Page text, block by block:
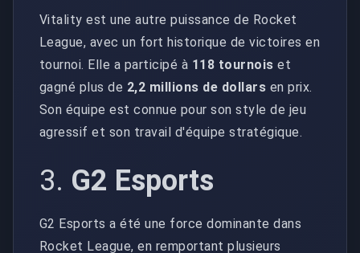
Vitality est une autre puissance de Rocket
League, avec un fort historique de victoires en
tournoi. Elle a participé à 118 tournois et
gagné plus de 2,2 millions de dollars en prix.
Son équipe est connue pour son style de jeu
agressif et son travail d'équipe stratégique.
3. G2 Esports
G2 Esports a été une force dominante dans
Rocket League, en remportant plusieurs